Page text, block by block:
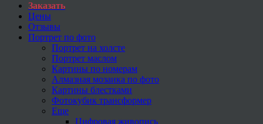
Заказать
Цены
Отзывы
Портрет по фото
Портрет на холсте
Портрет маслом
Картины по номерам
Алмазная мозаика по фото
Картины блестками
Фотокубик трансформер
Еще
Цифровая живопись